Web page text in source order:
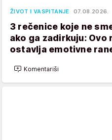
ŽIVOT I VASPITANJE 07.08.2026.
3 rečenice koje ne
ako ga zadirkuju: Ovo
ostavlja emotivne
Komentariši